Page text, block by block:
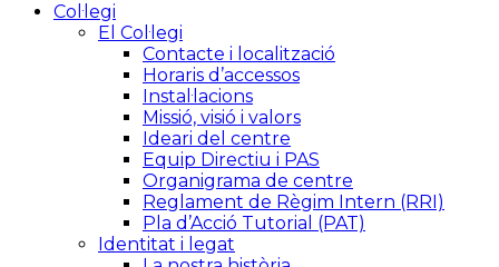
Col·legi
El Col·legi
Contacte i localització
Horaris d’accessos
Instal·lacions
Missió, visió i valors
Ideari del centre
Equip Directiu i PAS
Organigrama de centre
Reglament de Règim Intern (RRI)
Pla d’Acció Tutorial (PAT)
Identitat i legat